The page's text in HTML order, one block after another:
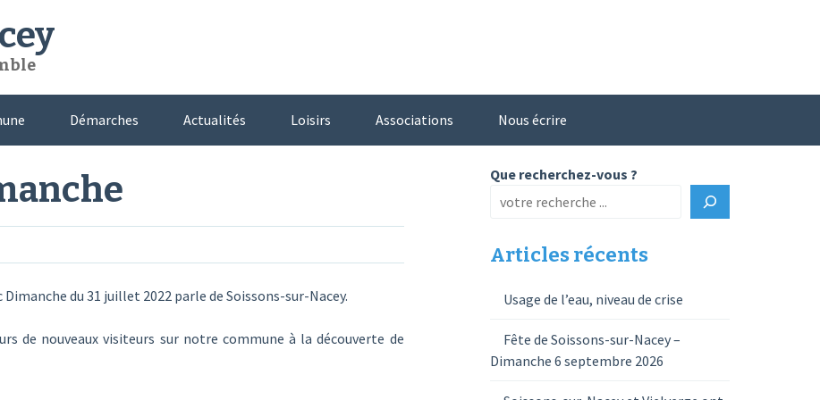
Démarches Actualités Loisirs Associations Nous écrire
du 31 juillet 2022 parle de Soissons-sur-Nacey.
de nouveaux visiteurs sur notre commune à la découverte de
Que recherchez-vous ?
Articles récents
Usage de l’eau, niveau de crise
Fête de Soissons-sur-Nacey –
Dimanche 6 septembre 2026